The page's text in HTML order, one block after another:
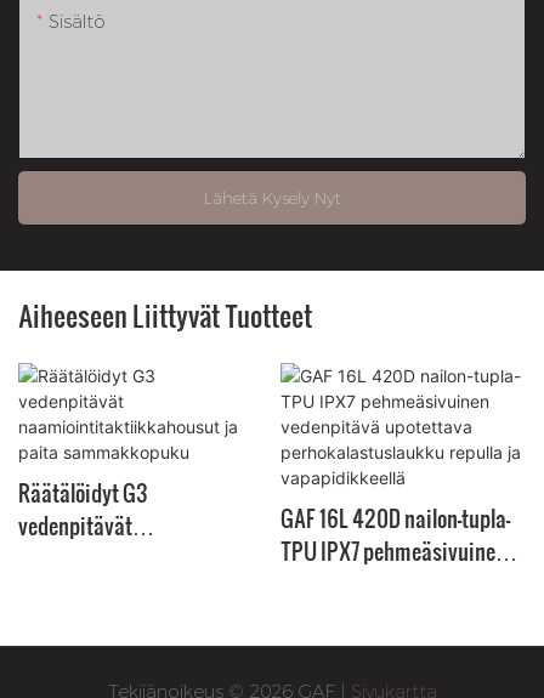
Sisältö
Lähetä Kysely Nyt
Aiheeseen Liittyvät Tuotteet
Räätälöidyt G3
vedenpitävät
GAF 16L 420D nailon-tupla-
TPU IPX7 pehmeäsivuinen
ja vapapidikkeellä
Tekijänoikeus © 2026 GAF | Sivukartta